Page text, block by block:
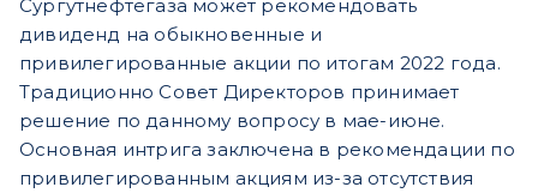
Сургутнефтегаза может рекомендовать
дивиденд на обыкновенные и
привилегированные акции по итогам 2022 года.
Традиционно Совет Директоров принимает
решение по данному вопросу в мае-июне.
Основная интрига заключена в рекомендации по
привилегированным акциям из-за отсутствия